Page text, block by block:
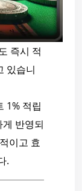
즉시 적
있습니
1% 적립
반영되
이고 효
.